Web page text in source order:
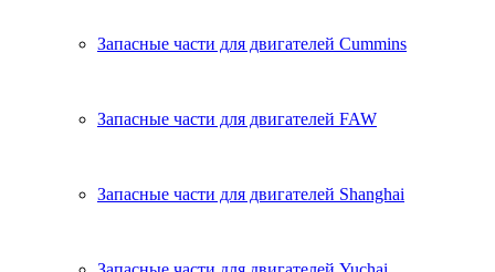
Запасные части для двигателей Cummins
Запасные части для двигателей FAW
Запасные части для двигателей Shanghai